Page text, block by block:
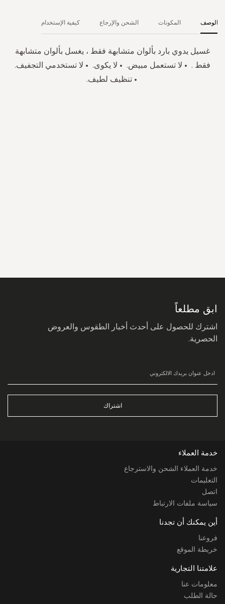
الوصف
غسيل يدوي بارد بألوان متشابهة فقط ، يغسل بألوان متشابهة
فقط . • لا تستعمل مبيض. • لا يكوى. • لا تستخدمي التجفيف.
• تنظيف لطيف.
المكونات الشحن والإرجاع كيفية الإستخدام
ابق مطلعاً
اشترك للحصول على أحدث أخبار الطقوس والعروض
الحصرية.
اشتراك
خدمة العملاء
خدمة العملاء الشحن والاسترجاع
التعليمات
اتصل
سياسة ملفات الارتباط
أين يمكنك أن تجدنا
فروعنا
خريطة الموقع
علامتنا التجارية
معلومات عنا
حالة الطلب